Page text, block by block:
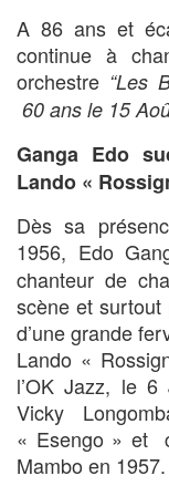
A 86 ans et
continue à
orchestre “Les
60 ans le 15
Ganga Edo
Lando «
Dès sa
1956, Edo
chanteur de
scène et
d’une grande
Lando «
l’OK Jazz, le
Vicky
« Esengo » et
Mambo en 1957.